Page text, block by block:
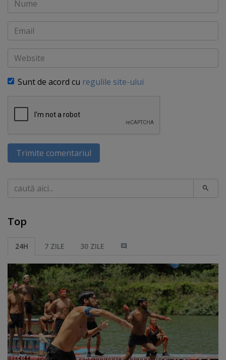
Email
Website
Sunt de acord cu regulile site-ului
Trimite comentariul
Caută
Top
24H 7 ZILE 30 ZILE